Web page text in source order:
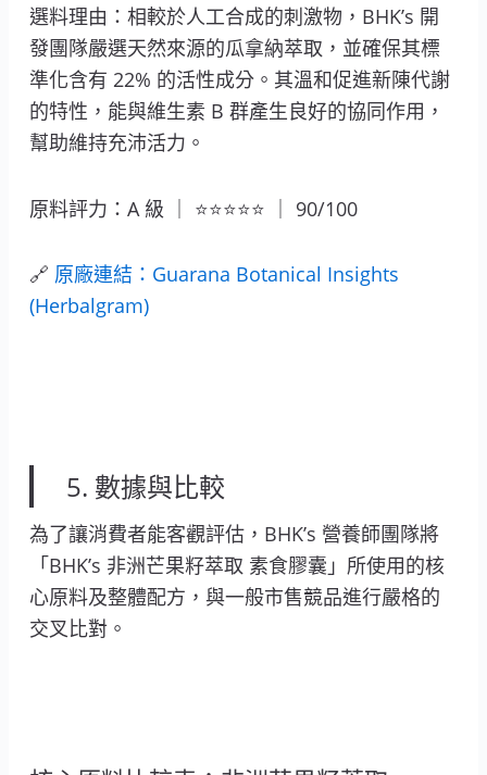
選料理由：相較於人工合成的刺激物，BHK’s 開
發團隊嚴選天然來源的瓜拿納萃取，並確保其標
準化含有 22% 的活性成分。其溫和促進新陳代謝
的特性，能與維生素 B 群產生良好的協同作用，
幫助維持充沛活力。
原料評力：A 級 ｜ ⭐⭐⭐⭐⭐ ｜ 90/100
🔗 原廠連結：Guarana Botanical Insights
(Herbalgram)
5. 數據與比較
為了讓消費者能客觀評估，BHK’s 營養師團隊將
「BHK’s 非洲芒果籽萃取 素食膠囊」所使用的核
心原料及整體配方，與一般市售競品進行嚴格的
交叉比對。